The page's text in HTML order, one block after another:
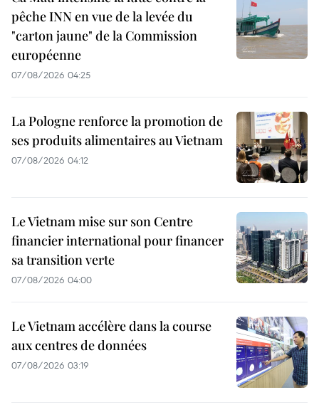
pêche INN en vue de la levée du
"carton jaune" de la Commission
européenne
07/08/2026 04:25
La Pologne renforce la promotion de
ses produits alimentaires au Vietnam
07/08/2026 04:12
Le Vietnam mise sur son Centre
financier international pour financer
sa transition verte
07/08/2026 04:00
Le Vietnam accélère dans la course
aux centres de données
07/08/2026 03:19